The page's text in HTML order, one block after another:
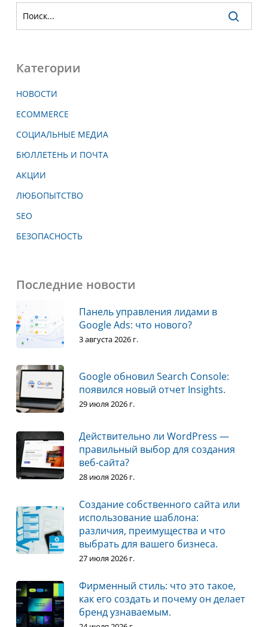
Категории
НОВОСТИ
ECOMMERCE
СОЦИАЛЬНЫЕ МЕДИА
БЮЛЛЕТЕНЬ И ПОЧТА
АКЦИИ
ЛЮБОПЫТСТВО
SEO
БЕЗОПАСНОСТЬ
Последние новости
Панель управления лидами в
Google Ads: что нового?
3 августа 2026 г.
Google обновил Search Console:
появился новый отчет Insights.
29 июля 2026 г.
Действительно ли WordPress —
правильный выбор для создания
веб-сайта?
28 июля 2026 г.
Создание собственного сайта или
использование шаблона:
различия, преимущества и что
выбрать для вашего бизнеса.
27 июля 2026 г.
Фирменный стиль: что это такое,
как его создать и почему он делает
бренд узнаваемым.